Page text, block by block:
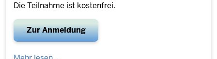
Die Teilnahme ist kostenfrei.
Zur Anmeldung